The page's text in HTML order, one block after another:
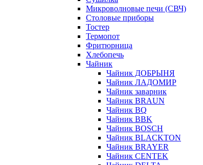
Микроволновые печи (СВЧ)
Столовые приборы
Тостер
Термопот
Фритюрница
Хлебопечь
Чайник
Чайник ДОБРЫНЯ
Чайник ЛАДОМИР
Чайник заварник
Чайник BRAUN
Чайник BQ
Чайник BBK
Чайник BOSCH
Чайник BLACKTON
Чайник BRAYER
Чайник CENTEK